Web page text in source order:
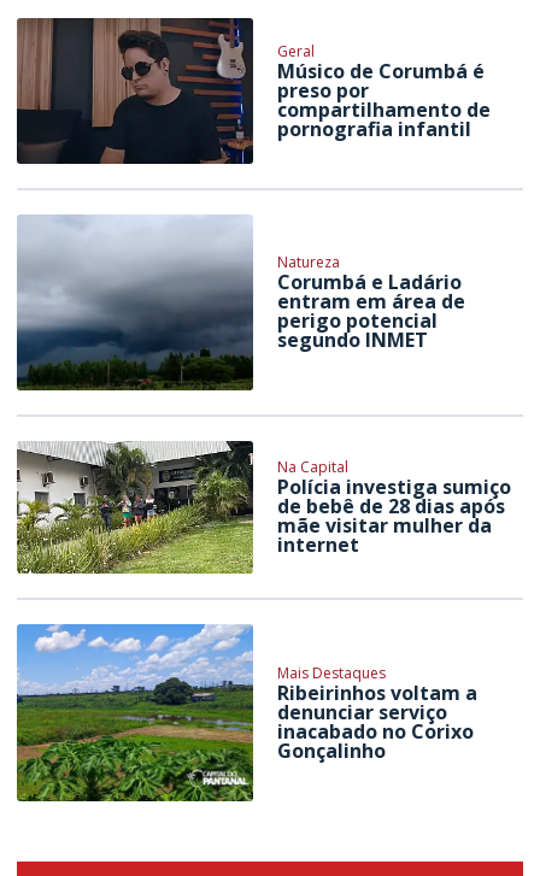
Geral
Músico de Corumbá é
preso por
compartilhamento de
pornografia infantil
Natureza
Corumbá e Ladário
entram em área de
perigo potencial
segundo INMET
Na Capital
Polícia investiga sumiço
de bebê de 28 dias após
mãe visitar mulher da
internet
Mais Destaques
Ribeirinhos voltam a
denunciar serviço
inacabado no Corixo
Gonçalinho